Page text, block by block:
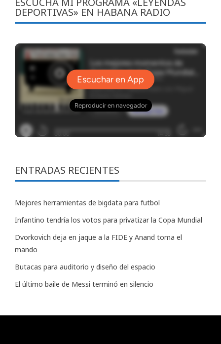
DEPORTIVAS» EN HABANA RADIO
ENTRADAS RECIENTES
Mejores herramientas de bigdata para futbol
Infantino tendría los votos para privatizar la Copa Mundial
Dvorkovich deja en jaque a la FIDE y Anand toma el
mando
Butacas para auditorio y diseño del espacio
El último baile de Messi terminó en silencio